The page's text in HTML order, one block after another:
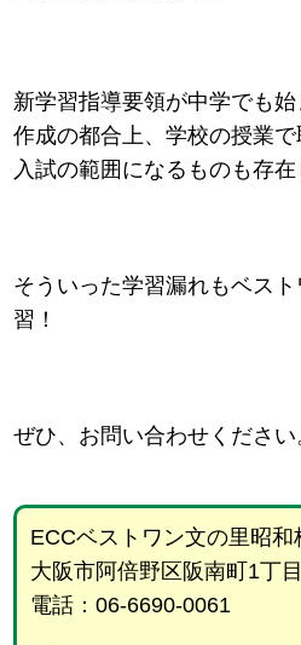
新学習指導要領が中学でも
作成の都合上、学校の授業
入試の範囲になるものも存在
そういった学習漏れもベス
習！
ぜひ、お問い合わせください
ECCベストワン文の里昭和
大阪市阿倍野区阪南町1丁
電話：06-6690-0061